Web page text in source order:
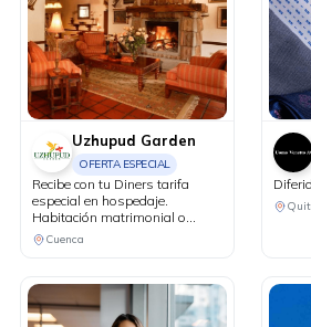
Uzhupud Garden
OFERTA ESPECIAL
Recibe con tu Diners tarifa
especial en hospedaje.
Habitación matrimonial o
doble, más 2 niños de hasta 4
años por $85 incluye desayuno
años valor adicional de $15 y
de 12 años en adelante valor
adicional de $25.
Cuenca